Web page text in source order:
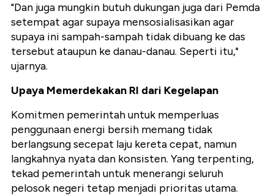
"Dan juga mungkin butuh dukungan juga dari Pemda
setempat agar supaya mensosialisasikan agar
supaya ini sampah-sampah tidak dibuang ke das
tersebut ataupun ke danau-danau. Seperti itu,"
ujarnya.
Upaya Memerdekakan RI dari Kegelapan
Komitmen pemerintah untuk memperluas
penggunaan energi bersih memang tidak
berlangsung secepat laju kereta cepat, namun
langkahnya nyata dan konsisten. Yang terpenting,
tekad pemerintah untuk menerangi seluruh
pelosok negeri tetap menjadi prioritas utama.